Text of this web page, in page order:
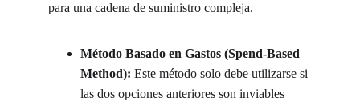
para una cadena de suministro compleja.
Método Basado en Gastos (Spend-Based
Method): Este método solo debe utilizarse si
las dos opciones anteriores son inviables